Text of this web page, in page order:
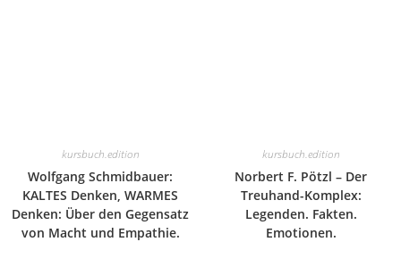
kursbuch.edition
Wolfgang Schmidbauer:
KALTES Denken, WARMES
Denken: Über den Gegensatz
von Macht und Empathie.
kursbuch.edition
Norbert F. Pötzl – Der
Treuhand-Komplex:
Legenden. Fakten.
Emotionen.